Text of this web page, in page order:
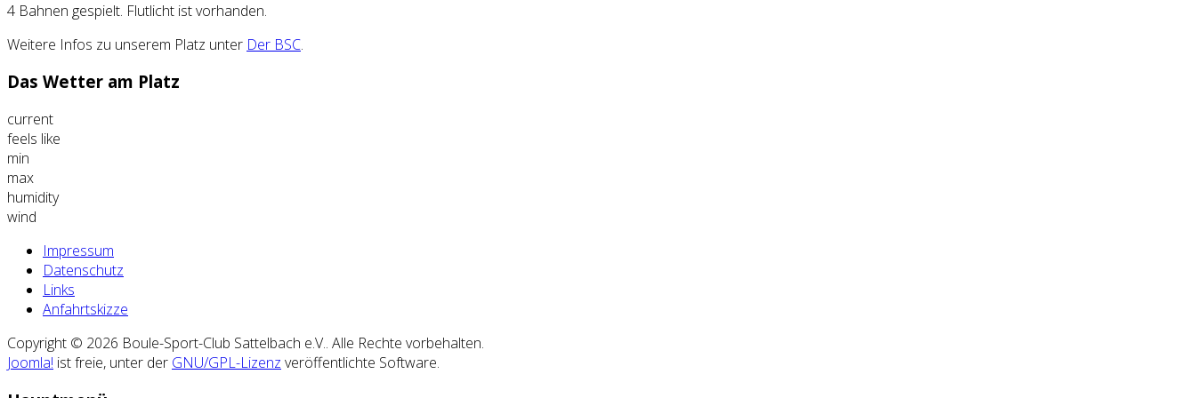
4 Bahnen gespielt. Flutlicht ist vorhanden.
Weitere Infos zu unserem Platz unter Der BSC.
Das Wetter am Platz
current
feels like
min
max
humidity
wind
Impressum
Datenschutz
Links
Anfahrtskizze
Copyright © 2026 Boule-Sport-Club Sattelbach e.V.. Alle Rechte vorbehalten.
Joomla! ist freie, unter der GNU/GPL-Lizenz veröffentlichte Software.